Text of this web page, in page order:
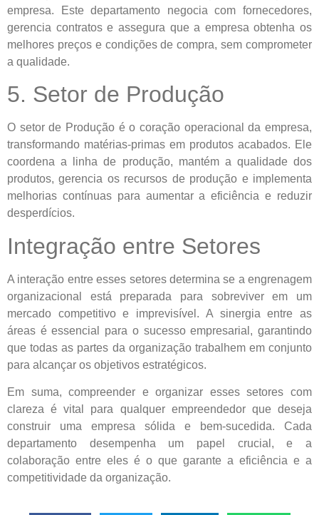
empresa. Este departamento negocia com fornecedores,
gerencia contratos e assegura que a empresa obtenha os
melhores preços e condições de compra, sem comprometer
a qualidade.
5. Setor de Produção
O setor de Produção é o coração operacional da empresa,
transformando matérias-primas em produtos acabados. Ele
coordena a linha de produção, mantém a qualidade dos
produtos, gerencia os recursos de produção e implementa
melhorias contínuas para aumentar a eficiência e reduzir
desperdícios.
Integração entre Setores
A interação entre esses setores determina se a engrenagem
organizacional está preparada para sobreviver em um
mercado competitivo e imprevisível. A sinergia entre as
áreas é essencial para o sucesso empresarial, garantindo
que todas as partes da organização trabalhem em conjunto
para alcançar os objetivos estratégicos.
Em suma, compreender e organizar esses setores com
clareza é vital para qualquer empreendedor que deseja
construir uma empresa sólida e bem-sucedida. Cada
departamento desempenha um papel crucial, e a
colaboração entre eles é o que garante a eficiência e a
competitividade da organização.